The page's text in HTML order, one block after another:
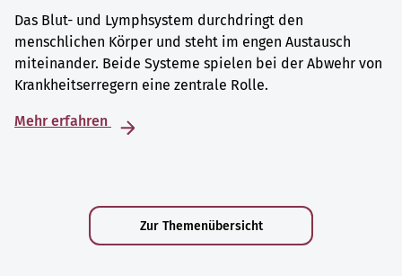
Das Blut- und Lymphsystem durchdringt den
menschlichen Körper und steht im engen Austausch
miteinander. Beide Systeme spielen bei der Abwehr von
Krankheitserregern eine zentrale Rolle.
Mehr erfahren
Zur Themenübersicht